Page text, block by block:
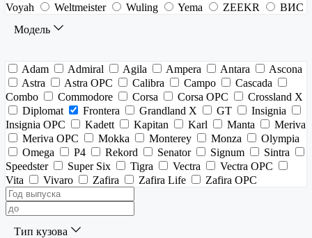
Voyah
Weltmeister Wuling Yema ZEEKR
ВИС
Модель
Adam Admiral Agila Ampera Antara
Ascona
Astra
Astra OPC Calibra Campo
Cascada
Combo
Commodore Corsa Corsa OPC
Crossland X
Diplomat
Frontera Grandland X GT
Insignia
Insignia OPC
Kadett Kapitan Karl Manta
Meriva
Meriva OPC
Mokka Monterey Monza
Olympia
Omega
P4 Rekord Senator Signum
Sintra
Speedster
Super Six Tigra Vectra
Vectra OPC
Vita
Vivaro Zafira Zafira Life Zafira OPC
Тип кузова